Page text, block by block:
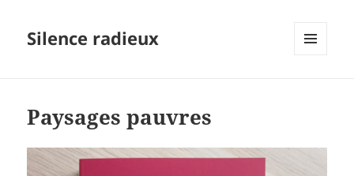
Silence radieux
Paysages pauvres